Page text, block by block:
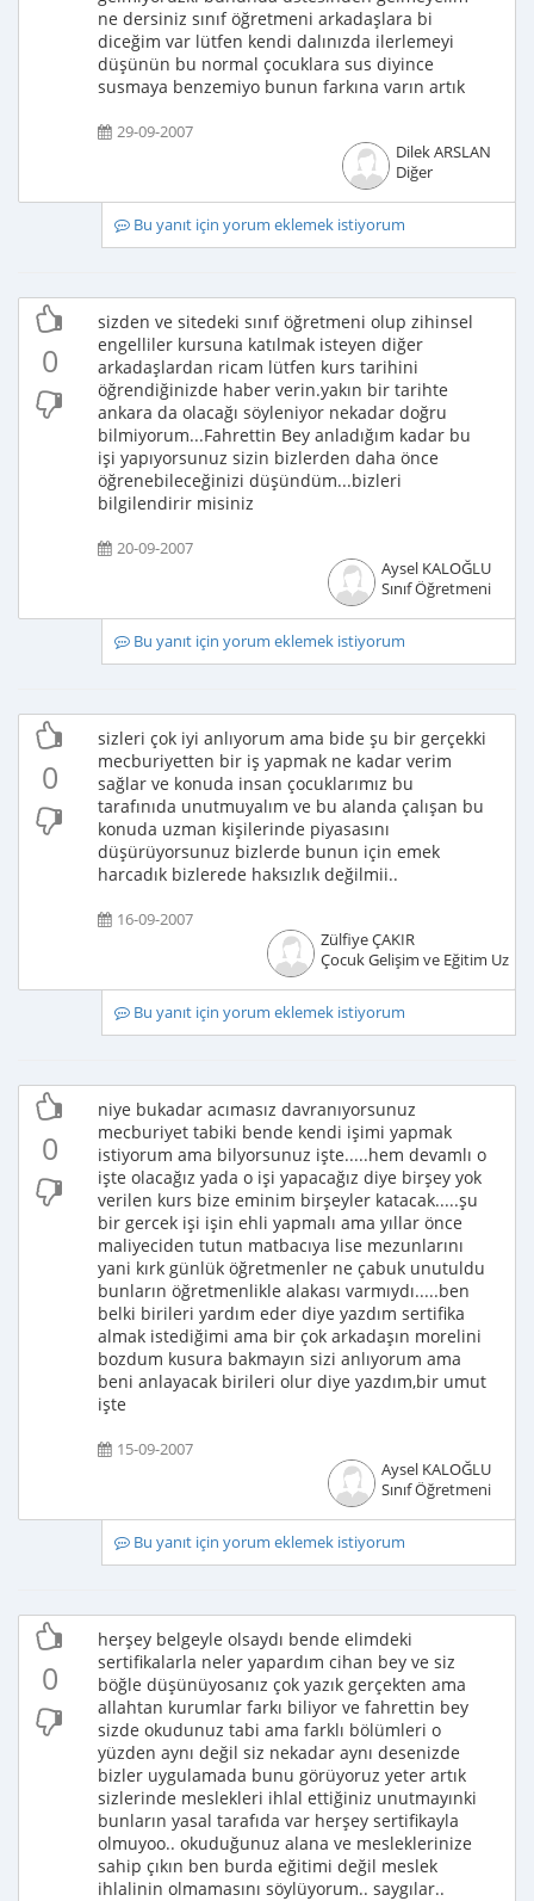
ne dersiniz sınıf öğretmeni arkadaşlara bi
diceğim var lütfen kendi dalınızda ilerlemeyi
düşünün bu normal çocuklara sus diyince
susmaya benzemiyo bunun farkına varın artık
29-09-2007
Dilek ARSLAN
Diğer
Bu yanıt için yorum eklemek istiyorum
0
sizden ve sitedeki sınıf öğretmeni olup zihinsel
engelliler kursuna katılmak isteyen diğer
arkadaşlardan ricam lütfen kurs tarihini
öğrendiğinizde haber verin.yakın bir tarihte
ankara da olacağı söyleniyor nekadar doğru
bilmiyorum...Fahrettin Bey anladığım kadar bu
işi yapıyorsunuz sizin bizlerden daha önce
öğrenebileceğinizi düşündüm...bizleri
bilgilendirir misiniz
20-09-2007
Aysel KALOĞLU
Sınıf Öğretmeni
Bu yanıt için yorum eklemek istiyorum
0
sizleri çok iyi anlıyorum ama bide şu bir gerçekki
mecburiyetten bir iş yapmak ne kadar verim
sağlar ve konuda insan çocuklarımız bu
tarafınıda unutmuyalım ve bu alanda çalışan bu
konuda uzman kişilerinde piyasasını
düşürüyorsunuz bizlerde bunun için emek
harcadık bizlerede haksızlık değilmii..
16-09-2007
Zülfiye ÇAKIR
Çocuk Gelişim ve Eğitim
Bu yanıt için yorum eklemek istiyorum
0
niye bukadar acımasız davranıyorsunuz
mecburiyet tabiki bende kendi işimi yapmak
istiyorum ama bilyorsunuz işte.....hem devamlı o
işte olacağız yada o işi yapacağız diye birşey yok
verilen kurs bize eminim birşeyler katacak.....şu
bir gercek işi işin ehli yapmalı ama yıllar önce
maliyeciden tutun matbacıya lise mezunlarını
yani kırk günlük öğretmenler ne çabuk unutuldu
bunların öğretmenlikle alakası varmıydı.....ben
belki birileri yardım eder diye yazdım sertifika
almak istediğimi ama bir çok arkadaşın morelini
bozdum kusura bakmayın sizi anlıyorum ama
beni anlayacak birileri olur diye yazdım,bir umut
işte
15-09-2007
Aysel KALOĞLU
Sınıf Öğretmeni
Bu yanıt için yorum eklemek istiyorum
0
herşey belgeyle olsaydı bende elimdeki
sertifikalarla neler yapardım cihan bey ve siz
böğle düşünüyosanız çok yazık gerçekten ama
allahtan kurumlar farkı biliyor ve fahrettin bey
sizde okudunuz tabi ama farklı bölümleri o
yüzden aynı değil siz nekadar aynı desenizde
bizler uygulamada bunu görüyoruz yeter artık
sizlerinde meslekleri ihlal ettiğiniz unutmayınki
bunların yasal tarafıda var herşey sertifikayla
olmuyoo.. okuduğunuz alana ve mesleklerinize
sahip çıkın ben burda eğitimi değil meslek
ihlalinin olmamasını söylüyorum.. saygılar..